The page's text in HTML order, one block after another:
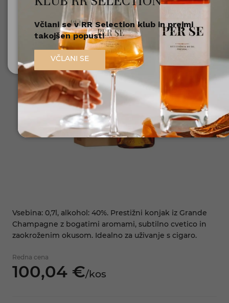
Vsebina: 0,7l, alkohol: 40%. Prestižni konjak iz Grande
Champagne z bogatimi aromami, subtilno cvetico in
zaokroženim okusom. Idealno za uživanje s cigaro.
Redna cena
100,04 €/kos
Nisem polnoleten
Sem polnoleten (18+)
Včlani se v RR Selection klub in prejmi
takojšen popust!
VČLANI SE